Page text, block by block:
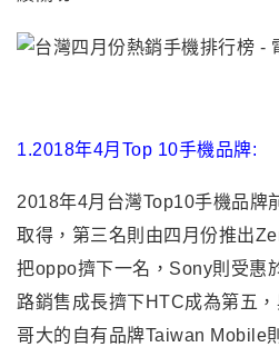
1.2018年4月Top 10手機品牌:
2018年4月台灣Top10手機品牌
取得，第三名則由四月份推出
把oppo擠下一名，Sony則受惠
路銷售成長擠下HTC成為第五
哥大的自有品牌Taiwan Mobile